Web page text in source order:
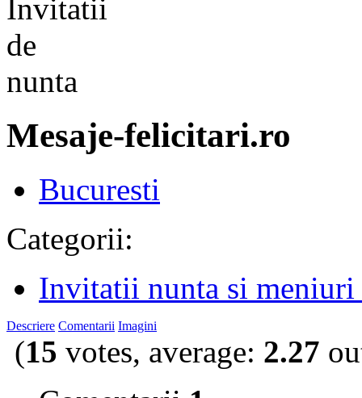
Mesaje-felicitari.ro
Bucuresti
Categorii:
Invitatii nunta si meniuri
Descriere Comentarii Imagini
(15 votes, average: 2.27